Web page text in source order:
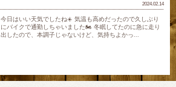
2024.02.14
今日はいい天気でしたね☀️ 気温も高めだったので久しぶり
にバイクで通勤しちゃいました🏍️ 冬眠してたのに急に走り
出したので、本調子じゃないけど、気持ちよかっ...